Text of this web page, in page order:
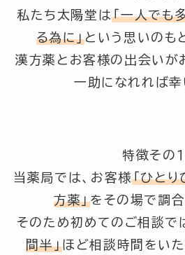
私たち太陽堂は「一人でも
る為に」 という思いのも
漢方薬とお客様の出会いが
一助になれれば幸
特徴その
当薬局では、お客様 「ひと
方薬」をその場で調合
そのため初めてのご相談で
間半」ほど相談時間をいた